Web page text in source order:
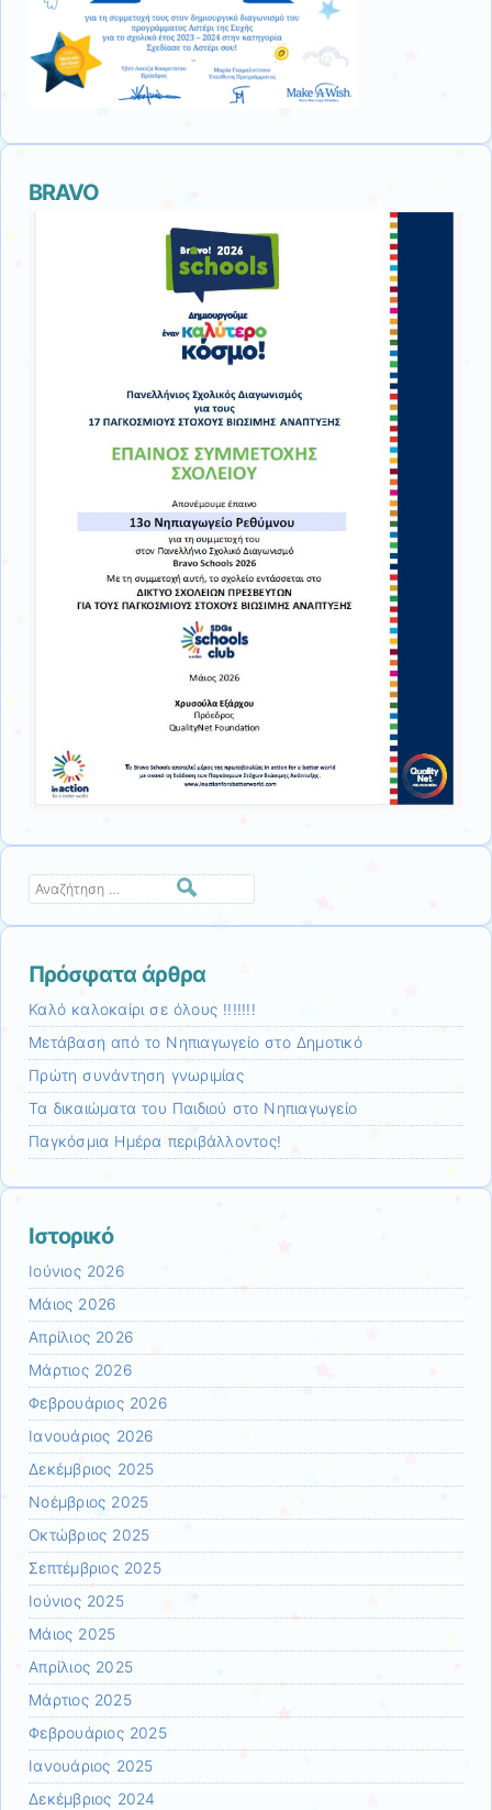
ΒRAVO
Αναζήτηση
Πρόσφατα άρθρα
Καλό καλοκαίρι σε όλους !!!!!!!
Μετάβαση από το Νηπιαγωγείο στο Δημοτικό
Πρώτη συνάντηση γνωριμίας
Τα δικαιώματα του Παιδιού στο Νηπιαγωγείο
Παγκόσμια Ημέρα περιβάλλοντος!
Ιστορικό
Ιούνιος 2026
Μάιος 2026
Απρίλιος 2026
Μάρτιος 2026
Φεβρουάριος 2026
Ιανουάριος 2026
Δεκέμβριος 2025
Νοέμβριος 2025
Οκτώβριος 2025
Σεπτέμβριος 2025
Ιούνιος 2025
Μάιος 2025
Απρίλιος 2025
Μάρτιος 2025
Φεβρουάριος 2025
Ιανουάριος 2025
Δεκέμβριος 2024